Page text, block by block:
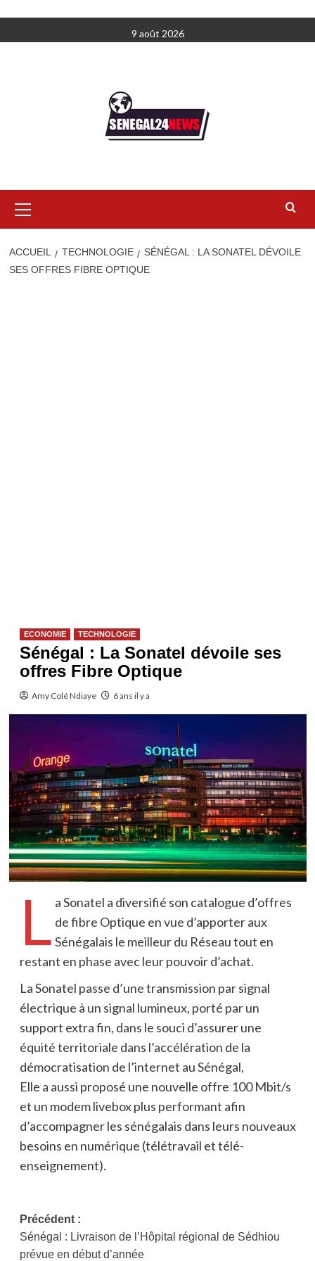
au
9 août 2026
principal
ACCUEIL TECHNOLOGIE
SÉNÉGAL : LA SONATEL DÉVOILE
SES OFFRES FIBRE OPTIQUE
ECONOMIE TECHNOLOGIE
Sénégal : La Sonatel dévoile ses
offres Fibre Optique
Amy Colé Ndiaye 6 ans il y a
L a Sonatel a diversifié son catalogue d’offres
de fibre Optique en vue d’apporter aux
Sénégalais le meilleur du Réseau tout en
restant en phase avec leur pouvoir d’achat.
La Sonatel passe d’une transmission par signal
électrique à un signal lumineux, porté par un
support extra fin, dans le souci d’assurer une
équité territoriale dans l’accélération de la
démocratisation de l’internet au Sénégal,
Elle a aussi proposé une nouvelle offre 100 Mbit/s
et un modem livebox plus performant afin
d’accompagner les sénégalais dans leurs nouveaux
besoins en numérique (télétravail et télé-
enseignement).
Navigation
d’article
Précédent :
Sénégal : Livraison de l’Hôpital régional de Sédhiou
prévue en début d’année